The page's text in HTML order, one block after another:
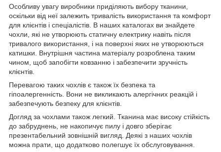
Особливу увагу виробники приділяють вибору тканини,
оскільки від неї залежить тривалість використання та комфорт
для клієнтів і спеціалістів. В наших каталогах ви знайдете
чохли, які не утворюють статичну електрику навіть після
тривалого використання, і на поверхні яких не утворюються
катишки. Внутрішня частина матеріалу розроблена таким
чином, щоб запобігти ковзанню і забезпечити зручність
клієнтів.
Перевагою таких чохлів є також їх безпека та
гіпоалергенність. Вони не викликають алергічних реакцій і
забезпечують безпеку для клієнтів.
Догляд за чохлами також легкий. Тканина має високу стійкість
до забруднень, не накопичує пилу і довго зберігає
презентабельний зовнішній вигляд. Деякі з наших чохлів
можна прати, що додатково полегшує їх обслуговування.